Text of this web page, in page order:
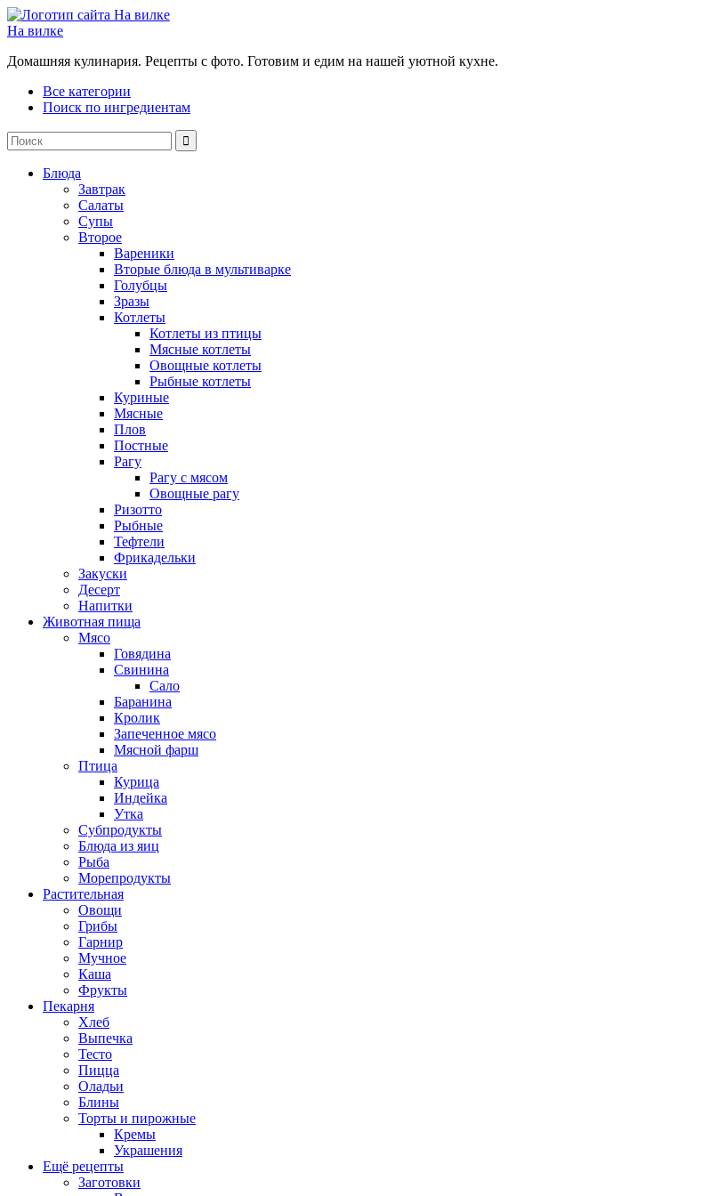
На вилке
Домашняя кулинария. Рецепты с фото. Готовим и едим на нашей уютной кухне.
Все категории
Поиск по ингредиентам
Блюда
Завтрак
Салаты
Супы
Второе
Вареники
Вторые блюда в мультиварке
Голубцы
Зразы
Котлеты
Котлеты из птицы
Мясные котлеты
Овощные котлеты
Рыбные котлеты
Куриные
Мясные
Плов
Постные
Рагу
Рагу с мясом
Овощные рагу
Ризотто
Рыбные
Тефтели
Фрикадельки
Закуски
Десерт
Напитки
Животная пища
Мясо
Говядина
Свинина
Сало
Баранина
Кролик
Запеченное мясо
Мясной фарш
Птица
Курица
Индейка
Утка
Субпродукты
Блюда из яиц
Рыба
Морепродукты
Растительная
Овощи
Грибы
Гарнир
Мучное
Каша
Фрукты
Пекарня
Хлеб
Выпечка
Тесто
Пицца
Оладьи
Блины
Торты и пирожные
Кремы
Украшения
Ещё рецепты
Заготовки